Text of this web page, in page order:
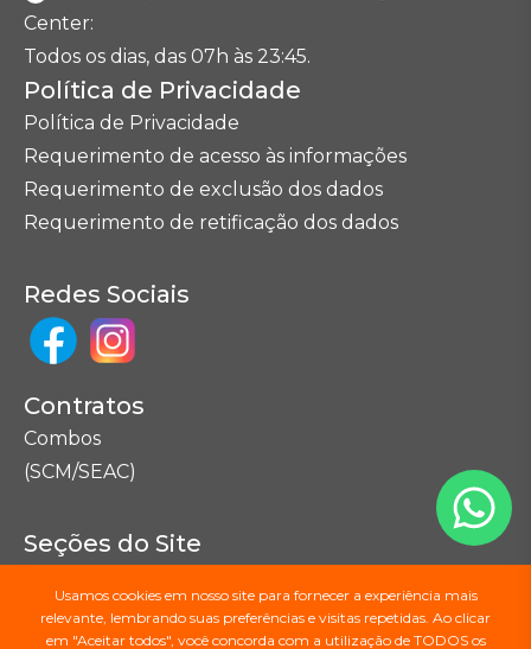
Usamos cookies em nosso site para fornecer a experiência mais
relevante, lembrando suas preferências e visitas repetidas. Ao clicar
em "Aceitar todos", você concorda com a utilização de TODOS os
Center:
Todos os dias, das 07h às 23:45.
Política de Privacidade
Política de Privacidade
Requerimento de acesso às informações
Requerimento de exclusão dos dados
Requerimento de retificação dos dados
Redes Sociais
Contratos
Combos
(SCM/SEAC)
Seções do Site